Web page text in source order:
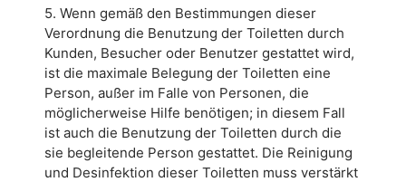
5. Wenn gemäß den Bestimmungen dieser
Verordnung die Benutzung der Toiletten durch
Kunden, Besucher oder Benutzer gestattet wird,
ist die maximale Belegung der Toiletten eine
Person, außer im Falle von Personen, die
möglicherweise Hilfe benötigen; in diesem Fall
ist auch die Benutzung der Toiletten durch die
sie begleitende Person gestattet. Die Reinigung
und Desinfektion dieser Toiletten muss verstärkt